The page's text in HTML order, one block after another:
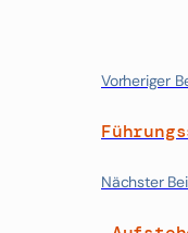
Vorheriger
Nächster